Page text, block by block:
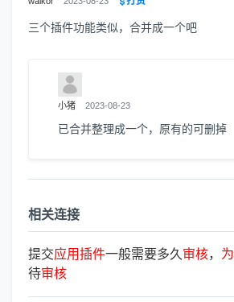
三个插件功能类似，合并成一个吧
小猪 2023-08-23
已合并整理成一个，原有的可删掉
相关连接
提交应用插件一般需要多久 审核， 为
待审核